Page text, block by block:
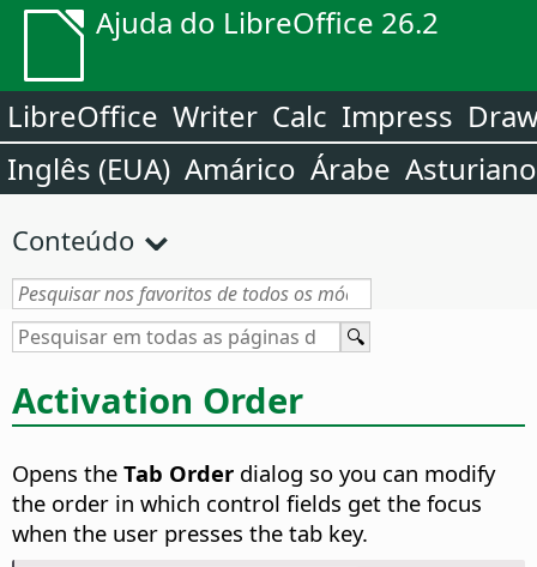
Ajuda do LibreOffice 26.2
LibreOffice Writer Calc Impress
Inglês (EUA) Amárico Árabe Asturiano
Conteúdo
Activation Order
Opens the Tab Order dialog so you can modify
the order in which control fields get the focus
when the user presses the tab key.